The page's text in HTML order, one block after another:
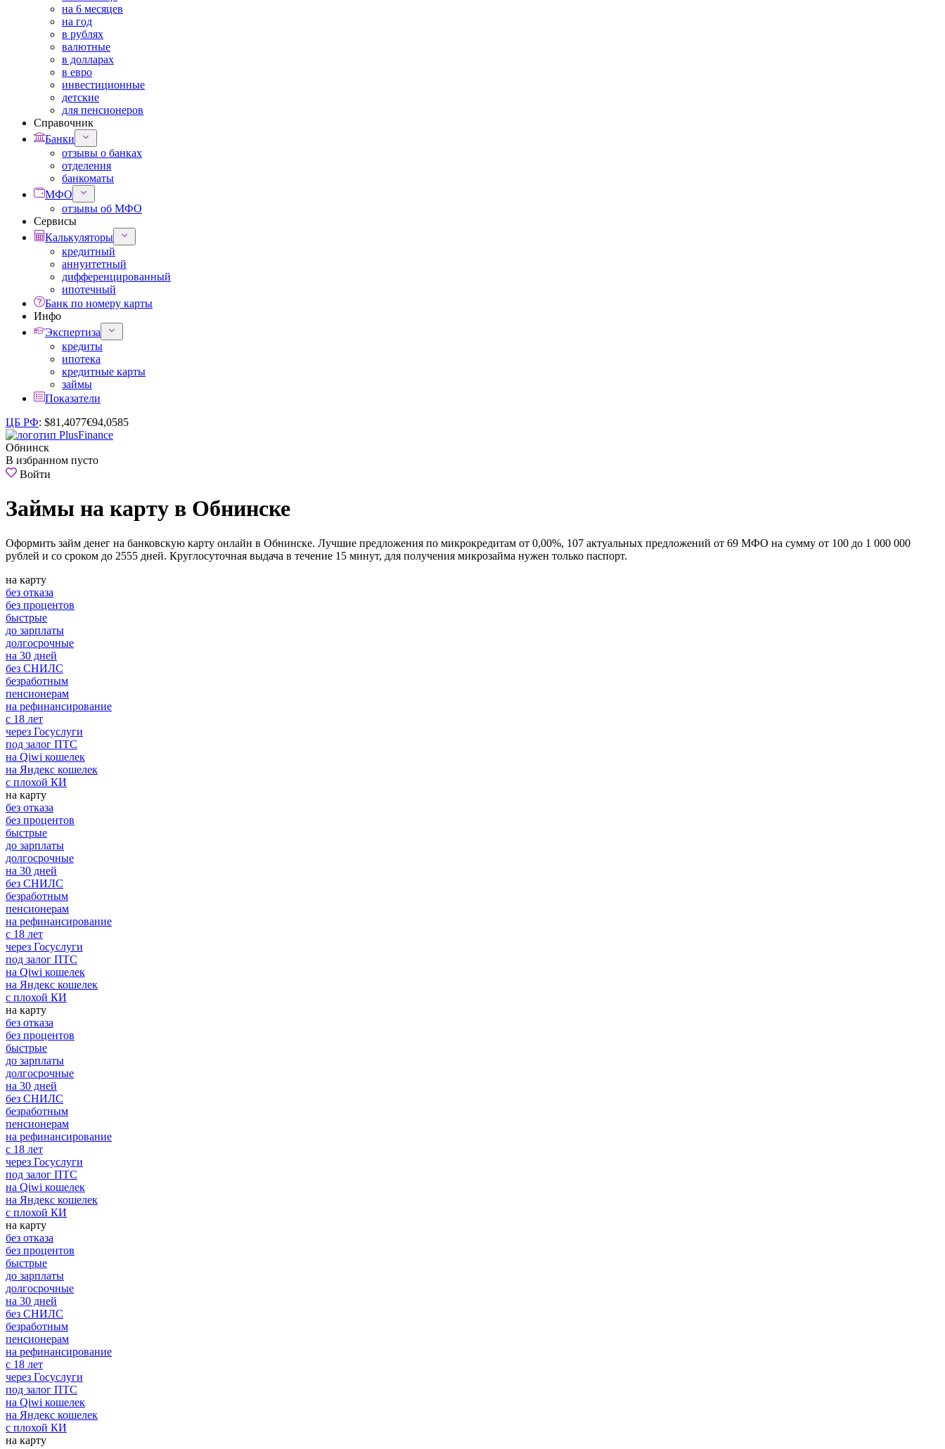
на 6 месяцев
на год
в рублях
валютные
в долларах
в евро
инвестиционные
детские
для пенсионеров
Справочник
Банки
отзывы о банках
отделения
банкоматы
МФО
отзывы об МФО
Сервисы
Калькуляторы
кредитный
аннуитетный
дифференцированный
ипотечный
Банк по номеру карты
Инфо
Экспертиза
кредиты
ипотека
кредитные карты
займы
Показатели
ЦБ РФ: $81,4077€94,0585
Обнинск
В избранном пусто
Войти
Займы на карту в Обнинске
Оформить займ денег на банковскую карту онлайн в Обнинске. Лучшие предложения по микрокредитам от 0,00%, 107 актуальных предложений от 69 МФО на сумму от 100 до 1 000 000
рублей и со сроком до 2555 дней. Круглосуточная выдача в течение 15 минут, для получения микрозайма нужен только паспорт.
на карту
без отказа
без процентов
быстрые
до зарплаты
долгосрочные
на 30 дней
без СНИЛС
безработным
пенсионерам
на рефинансирование
с 18 лет
через Госуслуги
под залог ПТС
на Qiwi кошелек
на Яндекс кошелек
с плохой КИ
на карту
без отказа
без процентов
быстрые
до зарплаты
долгосрочные
на 30 дней
без СНИЛС
безработным
пенсионерам
на рефинансирование
с 18 лет
через Госуслуги
под залог ПТС
на Qiwi кошелек
на Яндекс кошелек
с плохой КИ
на карту
без отказа
без процентов
быстрые
до зарплаты
долгосрочные
на 30 дней
без СНИЛС
безработным
пенсионерам
на рефинансирование
с 18 лет
через Госуслуги
под залог ПТС
на Qiwi кошелек
на Яндекс кошелек
с плохой КИ
на карту
без отказа
без процентов
быстрые
до зарплаты
долгосрочные
на 30 дней
без СНИЛС
безработным
пенсионерам
на рефинансирование
с 18 лет
через Госуслуги
под залог ПТС
на Qiwi кошелек
на Яндекс кошелек
с плохой КИ
на карту